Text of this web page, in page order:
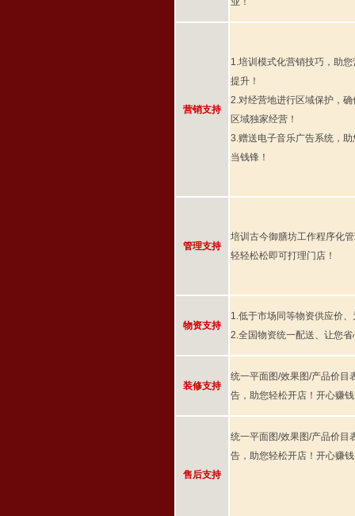
营销支持
1.培训模式化营销技巧，助
提升！
2.对经营地进行区域保护，
区域独家经营！
3.赠送电子音乐广告系统，
当钱锋！
管理支持
培训古今御膳坊工作程序化
轻轻松松即可打理门店！
物资支持
1.低于市场同等物资供应价
2.全国物资统一配送、让您
装修支持
统一平面图/效果图/产品价目
告，助您轻松开店！开心赚
售后支持
统一平面图/效果图/产品价目
告，助您轻松开店！开心赚